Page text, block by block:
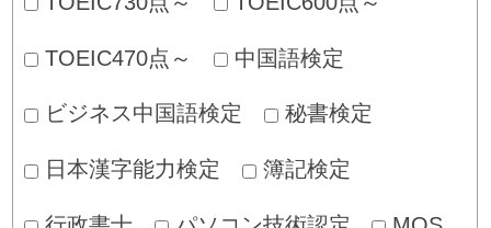
TOEIC470点～ 中国語検定
ビジネス中国語検定 秘書検定
日本漢字能力検定 簿記検定